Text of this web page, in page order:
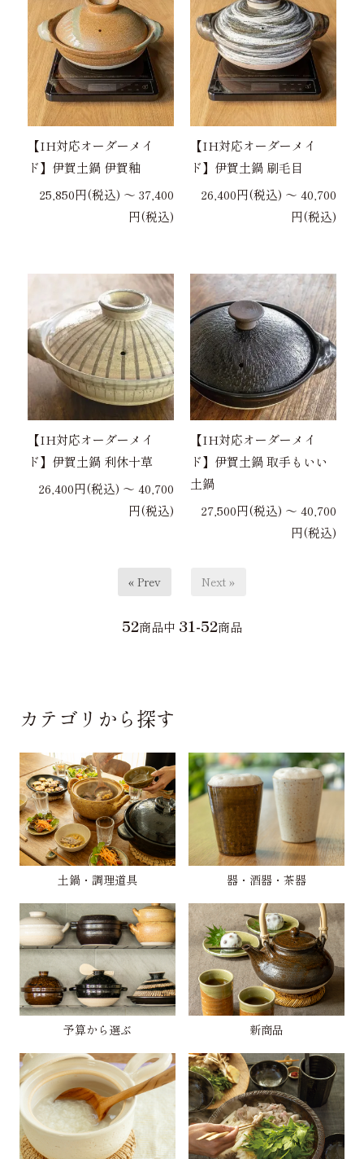
【IH対応オーダーメイ
ド】伊賀土鍋 伊賀釉
25,850円(税込) 〜 37,400
円(税込)
【IH対応オーダーメイ
ド】伊賀土鍋 刷毛目
26,400円(税込) 〜 40,700
円(税込)
【IH対応オーダーメイ
ド】伊賀土鍋 利休十草
26,400円(税込) 〜 40,700
円(税込)
【IH対応オーダーメイ
ド】伊賀土鍋 取手もいい
土鍋
27,500円(税込) 〜 40,700
円(税込)
« Prev Next »
52商品中 31-52商品
カテゴリから探す
土鍋・調理道具 器・酒器・茶器
予算から選ぶ 新商品